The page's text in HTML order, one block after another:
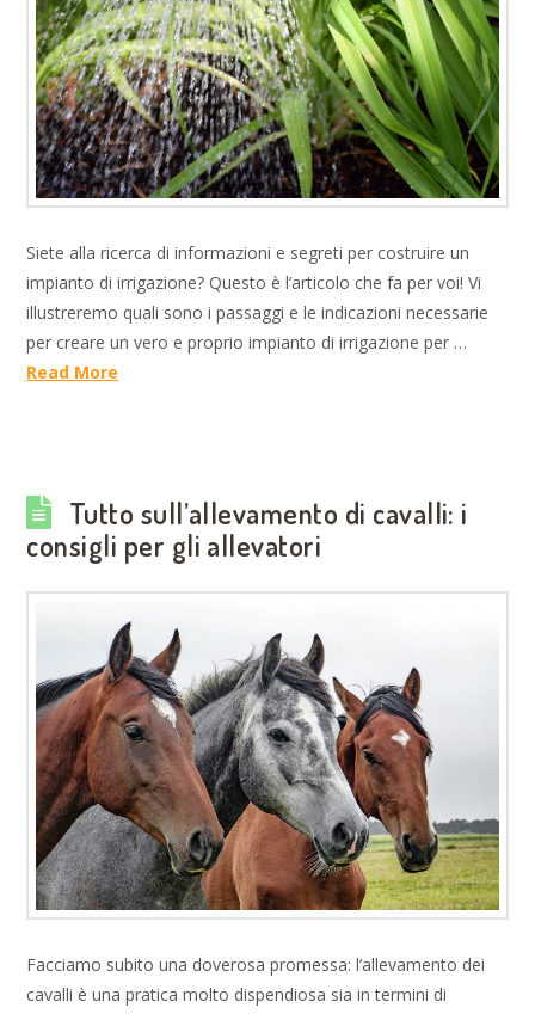
Siete alla ricerca di informazioni e segreti per costruire un
impianto di irrigazione? Questo è l’articolo che fa per voi! Vi
illustreremo quali sono i passaggi e le indicazioni necessarie
per creare un vero e proprio impianto di irrigazione per …
Read More
Tutto sull’allevamento di cavalli: i
consigli per gli allevatori
Facciamo subito una doverosa promessa: l’allevamento dei
cavalli è una pratica molto dispendiosa sia in termini di